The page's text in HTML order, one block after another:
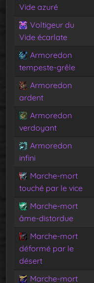
Vide azuré
Voltigeur du
Vide écarlate
Armoredon
tempeste-grêle
Armoredon
ardent
Armoredon
verdoyant
Armoredon
infini
Marche-mort
touché par le vice
Marche-mort
âme-distordue
Marche-mort
déformé par le
désert
Marche-mort